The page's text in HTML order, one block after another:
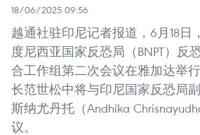
18/06/2025 09:56
越通社驻印尼记者报道，6月18日
度尼西亚国家反恐局（BNPT）反
合工作组第二次会议在雅加达举
长范世松中将与印尼国家反恐局
斯纳尤丹托（Andhika
议。